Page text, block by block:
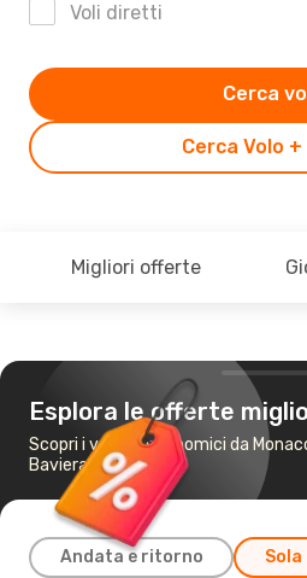
Voli diretti
Cerca Volo
Cerca
Migliori offerte
Esplora le offerte
Scopri i voli più economici da
Baviera a Dresda
Andata e ritorno